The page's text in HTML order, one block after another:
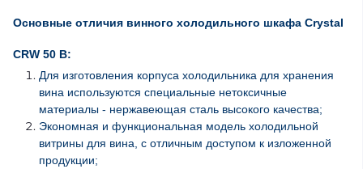
Основные отличия винного холодильного шкафа Crystal
CRW 50 B:
Для изготовления корпуса холодильника для хранения
вина используются специальные нетоксичные
материалы - нержавеющая сталь высокого качества;
Экономная и функциональная модель холодильной
витрины для вина, с отличным доступом к изложенной
продукции;